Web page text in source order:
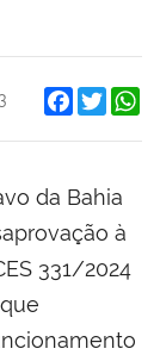
Facebook
Twitter
da Bahia
à
331/2024